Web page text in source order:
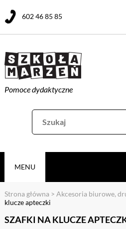
Pomoce dydaktyczne
602 46 85 85
MENU
Strona główna > Akcesoria biurowe,
klucze apteczki
SZAFKI NA KLUCZE